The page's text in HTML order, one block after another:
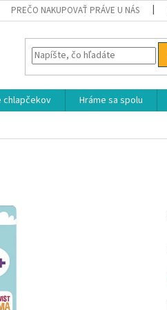
PREČO NAKUPOVAŤ PRÁVE U NÁS
chlapčekov Hráme sa spolu